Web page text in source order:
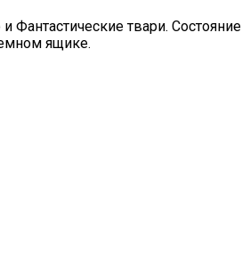
Фантастические твари. Состояние
ящике.